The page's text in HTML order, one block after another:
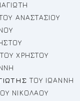
ΑΝΑΣΤΑΣΙΟΥ
ΤΟΥ ΧΡΗΣΤΟΥ
ΤΟΥ ΙΩΑΝΝΗ
ΝΙΚΟΛΑΟΥ